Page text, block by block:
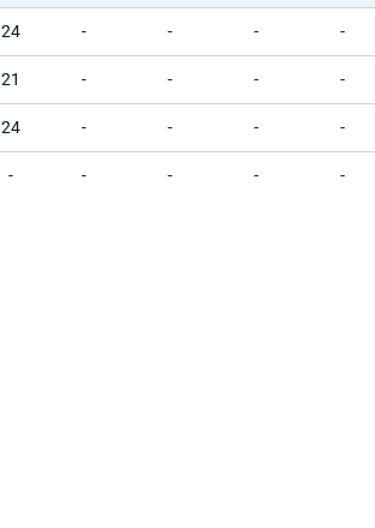
24 - - - -
21 - - - -
24 - - - -
- - - - -